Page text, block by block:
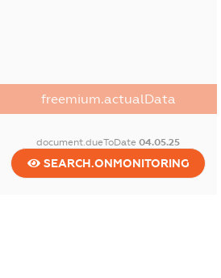
freemium.actualData
document.dueToDate04.05.25
SEARCH.ONMONITORING